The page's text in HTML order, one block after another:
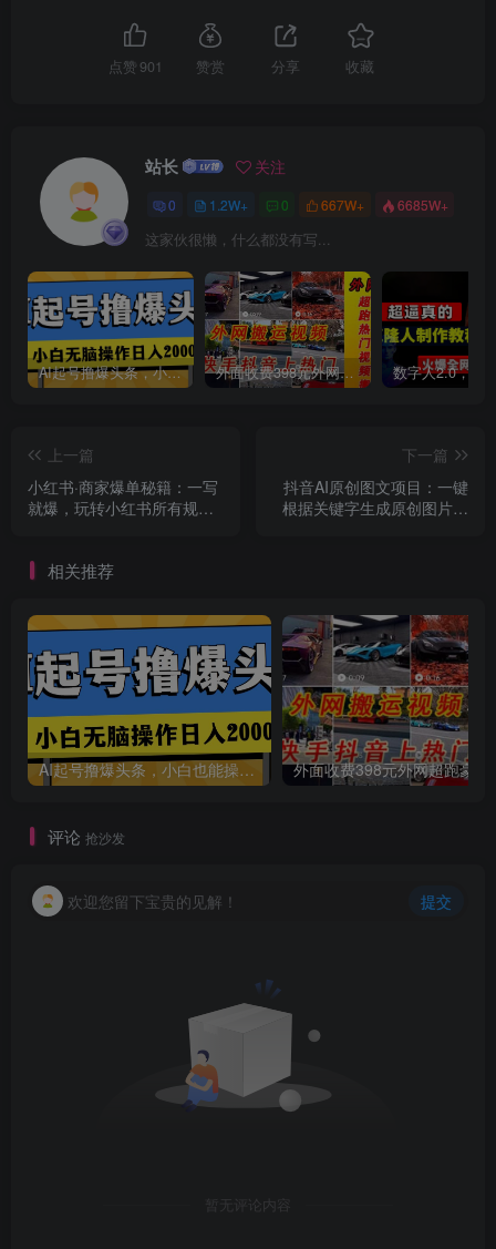
点赞 901 赞赏 分享 收藏
站长 关注
0 1.2W+ 0 667W+ 6685W+
这家伙很懒，什么都没有写...
AI起号撸爆头条，小白也能操作，日入2000+ 外面收费398元外网超跑豪车汽车视频搬运至快手抖音上热门项目
上一篇
小红书·商家爆单秘籍：一写
就爆，玩转小红书所有规
下一篇
抖音AI原创图文项目：一键
根据关键字生成原创图片，
相关推荐
AI起号撸爆头条，小白也能操作，日入2000+
评论 抢沙发
欢迎您留下宝贵的见解！ 提交
暂无评论内容